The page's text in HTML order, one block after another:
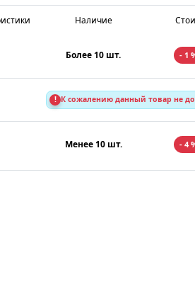
Наличие
Более 10 шт. - 1
! К сожалению данный товар не
Менее 10 шт. - 4